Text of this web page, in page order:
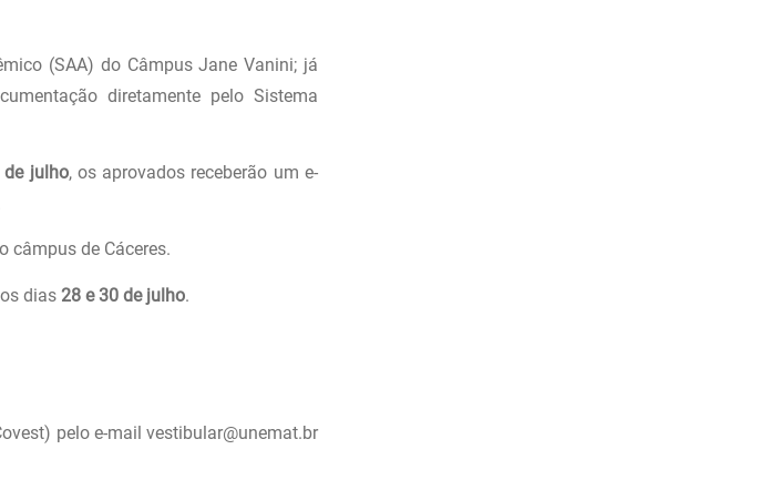
(SAA) do Câmpus Jane Vanini; já
diretamente pelo Sistema
de julho, os aprovados receberão um e-
câmpus de Cáceres.
dias 28 e 30 de julho.
pelo e-mail vestibular@unemat.br